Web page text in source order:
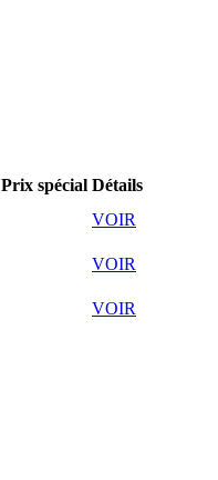
Prix spécial Détails
VOIR
VOIR
VOIR